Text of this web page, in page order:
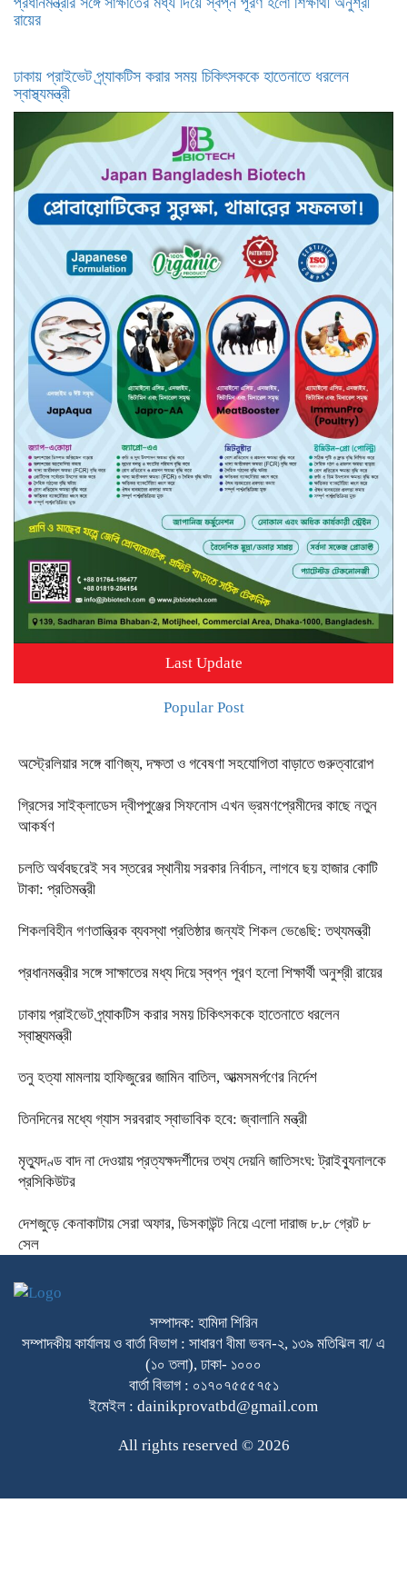
রায়ের
ঢাকায় প্রাইভেট প্র্যাকটিস করার সময় চিকিৎসককে হাতেনাতে ধরলেন
স্বাস্থ্যমন্ত্রী
Last Update
Popular Post
অস্ট্রেলিয়ার সঙ্গে বাণিজ্য, দক্ষতা ও গবেষণা সহযোগিতা বাড়াতে গুরুত্বারোপ
গ্রিসের সাইক্লাডেস দ্বীপপুঞ্জের সিফনোস এখন ভ্রমণপ্রেমীদের কাছে নতুন
আকর্ষণ
চলতি অর্থবছরেই সব স্তরের স্থানীয় সরকার নির্বাচন, লাগবে ছয় হাজার কোটি
টাকা: প্রতিমন্ত্রী
শিকলবিহীন গণতান্ত্রিক ব্যবস্থা প্রতিষ্ঠার জন্যই শিকল ভেঙেছি: তথ্যমন্ত্রী
প্রধানমন্ত্রীর সঙ্গে সাক্ষাতের মধ্য দিয়ে স্বপ্ন পূরণ হলো শিক্ষার্থী অনুশ্রী রায়ের
ঢাকায় প্রাইভেট প্র্যাকটিস করার সময় চিকিৎসককে হাতেনাতে ধরলেন
স্বাস্থ্যমন্ত্রী
তনু হত্যা মামলায় হাফিজুরের জামিন বাতিল, আত্মসমর্পণের নির্দেশ
তিনদিনের মধ্যে গ্যাস সরবরাহ স্বাভাবিক হবে: জ্বালানি মন্ত্রী
মৃত্যুদণ্ড বাদ না দেওয়ায় প্রত্যক্ষদর্শীদের তথ্য দেয়নি জাতিসংঘ: ট্রাইব্যুনালকে
প্রসিকিউটর
দেশজুড়ে কেনাকাটায় সেরা অফার, ডিসকাউন্ট নিয়ে এলো দারাজ ৮.৮ গ্রেট ৮
সেল
সম্পাদক: হামিদা শিরিন
সম্পাদকীয় কার্যালয় ও বার্তা বিভাগ : সাধারণ বীমা ভবন-২, ১৩৯ মতিঝিল বা/ এ
(১০ তলা), ঢাকা- ১০০০
বার্তা বিভাগ : ০১৭০৭৫৫৫৭৫১
ইমেইল : dainikprovatbd@gmail.com
All rights reserved © 2026